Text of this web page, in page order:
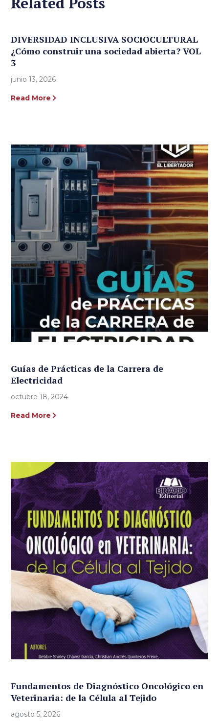
DIVERSIDAD INCLUSIVA SOCIOCULTURAL
¿Cómo construir una sociedad abierta? VOL
3
junio 13, 2026
Read More
Guías de Prácticas de la Carrera de
Electricidad
octubre 18, 2024
Read More
Fundamentos de Diagnóstico Oncológico en
Veterinaria: de la Célula al Tejido
agosto 5, 2026